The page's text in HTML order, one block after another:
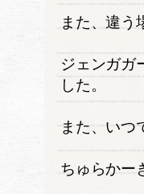
また、違
ジェンガガ
した。
また、いつ
ちゅらかー